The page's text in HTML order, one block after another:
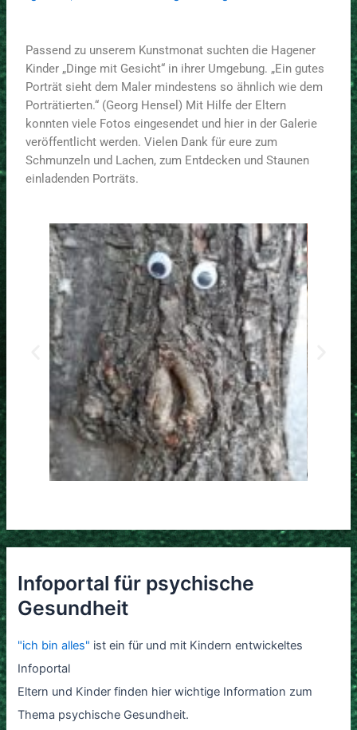
Passend zu unserem Kunstmonat suchten die Hagener
Kinder „Dinge mit Gesicht“ in ihrer Umgebung. „Ein gutes
Porträt sieht dem Maler mindestens so ähnlich wie dem
Porträtierten.“ (Georg Hensel) Mit Hilfe der Eltern
konnten viele Fotos eingesendet und hier in der Galerie
veröffentlicht werden. Vielen Dank für eure zum
Schmunzeln und Lachen, zum Entdecken und Staunen
einladenden Porträts.
Infoportal für psychische
Gesundheit
"ich bin alles" ist ein für und mit Kindern entwickeltes
Infoportal
Eltern und Kinder finden hier wichtige Information zum
Thema psychische Gesundheit.